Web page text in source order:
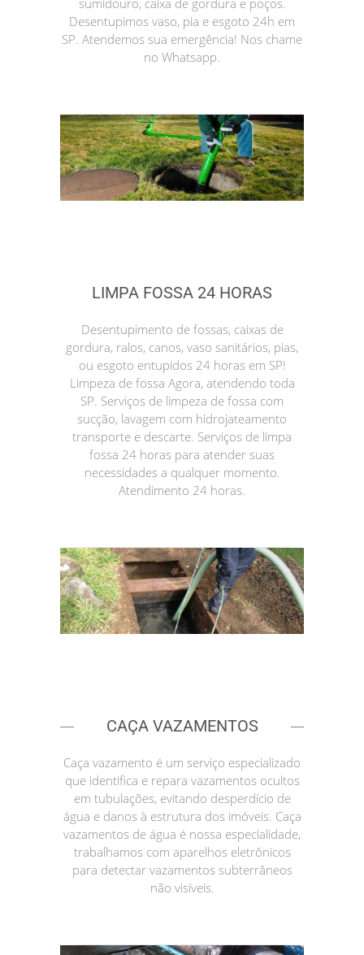
sumidouro, caixa de gordura e poços.
Desentupimos vaso, pia e esgoto 24h em
SP. Atendemos sua emergência! Nos chame
no Whatsapp.
LIMPA FOSSA 24 HORAS
Desentupimento de fossas, caixas de
gordura, ralos, canos, vaso sanitários, pias,
ou esgoto entupidos 24 horas em SP!
Limpeza de fossa Agora, atendendo toda
SP. Serviços de limpeza de fossa com
sucção, lavagem com hidrojateamento
transporte e descarte. Serviços de limpa
fossa 24 horas para atender suas
necessidades a qualquer momento.
Atendimento 24 horas.
CAÇA VAZAMENTOS
Caça vazamento é um serviço especializado
que identifica e repara vazamentos ocultos
em tubulações, evitando desperdício de
água e danos à estrutura dos imóveis. Caça
vazamentos de água é nossa especialidade,
trabalhamos com aparelhos eletrônicos
para detectar vazamentos subterrâneos
não visíveis.